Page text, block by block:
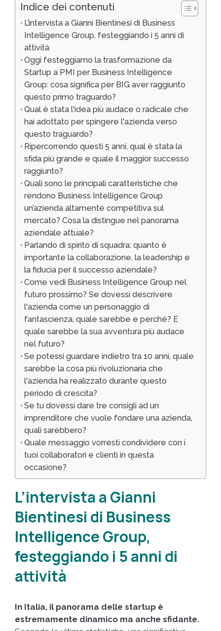
Indice dei contenuti
L’intervista a Gianni Bientinesi di Business
Intelligence Group, festeggiando i 5 anni di
attività
Oggi festeggiamo la trasformazione da
Startup a PMI per Business Intelligence
Group: cosa significa per BIG aver raggiunto
questo primo traguardo?
Qual è stata l'idea più audace o radicale che
hai adottato per spingere l'azienda verso
questo traguardo?
Ripercorrendo questi 5 anni, qual è stata la
sfida più grande e quale il maggior successo
raggiunto?
Quali sono le principali caratteristiche che
rendono Business Intelligence Group
un’azienda altamente competitiva sul
mercato? Cosa la distingue nel panorama
aziendale attuale?
Parlando di spirito di squadra: quanto è
importante la collaborazione, la leadership e
la fiducia per il successo aziendale?
Come vedi Business Intelligence Group nel
futuro prossimo? Se dovessi descrivere
l'azienda come un personaggio di
fantascienza, quale sarebbe e perché? E
quale sarebbe la sua avventura più audace
nel futuro?
Se potessi guardare indietro tra 10 anni, quale
sarebbe la cosa più rivoluzionaria che
l'azienda ha realizzato durante questo
periodo di crescita?
Se tu dovessi dare tre consigli ad un
imprenditore che vuole fondare una azienda,
quali sarebbero?
Quale messaggio vorresti condividere con i
tuoi collaboratori e clienti in questa
occasione?
L’intervista a Gianni
Bientinesi di Business
Intelligence Group,
festeggiando i 5 anni di
attività
In Italia, il panorama delle startup è
estremamente dinamico ma anche sfidante.